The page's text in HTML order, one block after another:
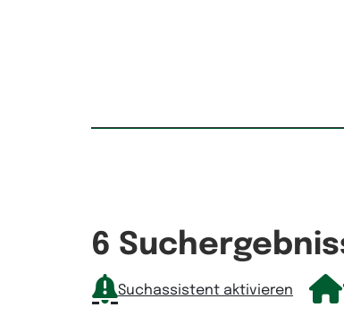
Auswahlfeld Räume.
6
Suchassistent aktivieren